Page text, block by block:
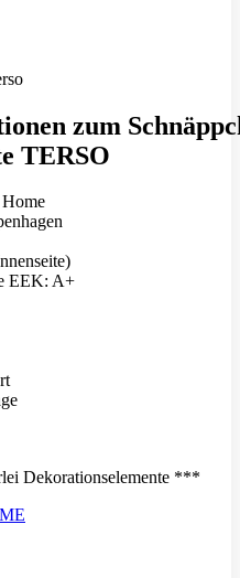
zum
TERSO
EEK: A+
Dekorationselemente ***